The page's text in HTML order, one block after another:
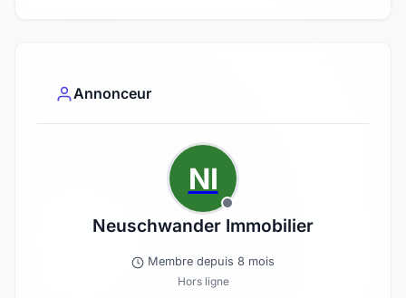
Annonceur
NI
Neuschwander Immobilier
Membre depuis 8 mois
Hors ligne